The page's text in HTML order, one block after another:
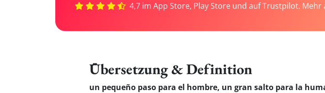
4,7 im App Store, Play Store und auf Trustpilot. Mehr
Übersetzung & Definition
un pequeño paso para el hombre, un gran salto para la